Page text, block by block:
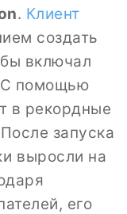
. Клиент
создать
включал
С помощью
в рекордные
запуска
выросли на
его